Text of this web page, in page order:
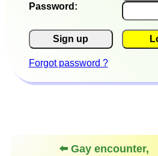
Password:
Sign up
Forgot password ?
⬅️ Gay encounter,